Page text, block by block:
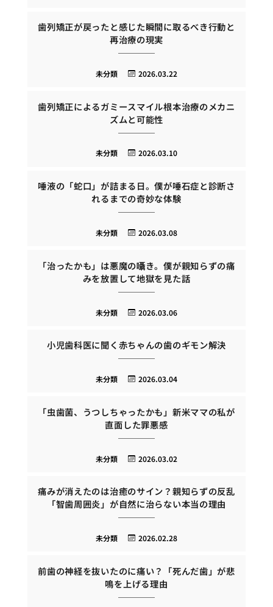
歯列矯正が戻ったと感じた瞬間に取るべき行動と
再治療の現実
2026.03.22
未分類
歯列矯正によるガミースマイル根本治療のメカニ
ズムと可能性
2026.03.10
未分類
唾液の「蛇口」が詰まる日。僕が唾石症と診断さ
れるまでの奇妙な体験
2026.03.08
未分類
「治ったかも」は悪魔の囁き。僕が親知らずの痛
みを放置して地獄を見た話
2026.03.06
未分類
小児歯科医に聞く赤ちゃんの歯のギモン解決
2026.03.04
未分類
「虫歯菌、うつしちゃったかも」新米ママの私が
直面した罪悪感
2026.03.02
未分類
痛みが消えたのは治癒のサイン？親知らずの反乱
「智歯周囲炎」が自然に治らない本当の理由
2026.02.28
未分類
前歯の神経を抜いたのに痛い？「死んだ歯」が悲
鳴を上げる理由